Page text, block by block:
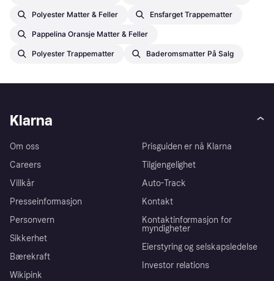
Polyester Matter & Feller Ensfarget Trappematter
Pappelina Oransje Matter & Feller
Polyester Trappematter Baderomsmatter På Salg
Klarna
Om oss
Careers
Villkår
Presseinformasjon
Personvern
Sikkerhet
Bærekraft
Wikipink
Prisguiden er nå Klarna
Tilgjengelighet
Auto-Track
Kontakt
Kontaktinformasjon for
myndigheter
Eierstyring og selskapsledelse
Investor relations